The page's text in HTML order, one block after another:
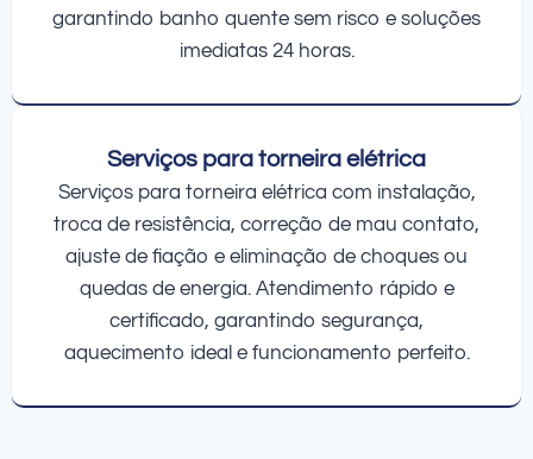
garantindo banho quente sem risco e soluções
imediatas 24 horas.
Serviços para torneira elétrica
Serviços para torneira elétrica com instalação,
troca de resistência, correção de mau contato,
ajuste de fiação e eliminação de choques ou
quedas de energia. Atendimento rápido e
certificado, garantindo segurança,
aquecimento ideal e funcionamento perfeito.